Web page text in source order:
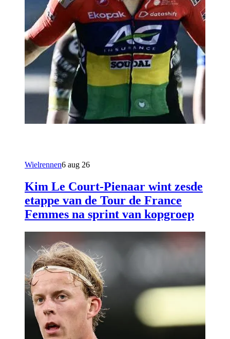
Wielrennen6 aug 26
Kim Le Court-Pienaar wint zesde
etappe van de Tour de France
Femmes na sprint van kopgroep